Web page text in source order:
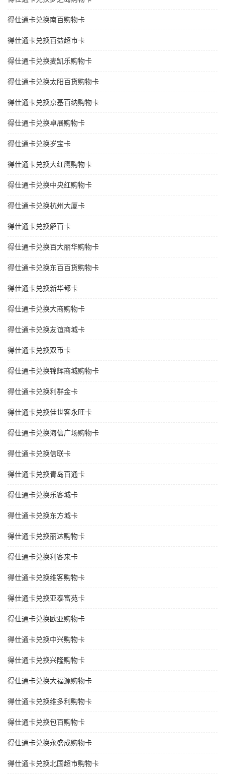
得仕通卡兑换南百购物卡
得仕通卡兑换百益超市卡
得仕通卡兑换麦凯乐购物卡
得仕通卡兑换太阳百货购物卡
得仕通卡兑换京基百纳购物卡
得仕通卡兑换卓展购物卡
得仕通卡兑换岁宝卡
得仕通卡兑换大红鹰购物卡
得仕通卡兑换中央红购物卡
得仕通卡兑换杭州大厦卡
得仕通卡兑换解百卡
得仕通卡兑换百大丽华购物卡
得仕通卡兑换东百百货购物卡
得仕通卡兑换新华都卡
得仕通卡兑换大商购物卡
得仕通卡兑换友谊商城卡
得仕通卡兑换双币卡
得仕通卡兑换锦辉商城购物卡
得仕通卡兑换利群金卡
得仕通卡兑换佳世客永旺卡
得仕通卡兑换海信广场购物卡
得仕通卡兑换信联卡
得仕通卡兑换青岛百通卡
得仕通卡兑换乐客城卡
得仕通卡兑换东方城卡
得仕通卡兑换丽达购物卡
得仕通卡兑换利客来卡
得仕通卡兑换维客购物卡
得仕通卡兑换亚泰富苑卡
得仕通卡兑换欧亚购物卡
得仕通卡兑换中兴购物卡
得仕通卡兑换兴隆购物卡
得仕通卡兑换大福源购物卡
得仕通卡兑换维多利购物卡
得仕通卡兑换包百购物卡
得仕通卡兑换永盛成购物卡
得仕通卡兑换北国超市购物卡